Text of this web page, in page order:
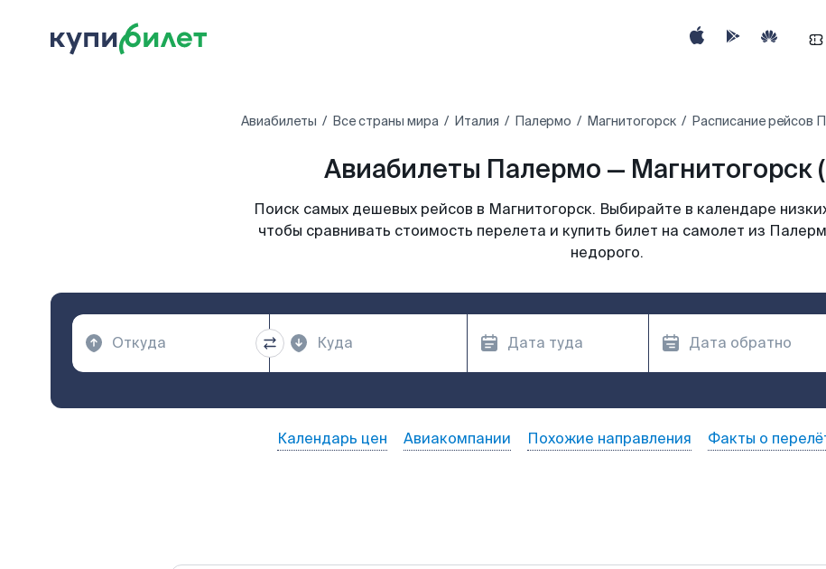
Авиабилеты Все страны мира Италия Палермо Магнитогорск Расписание рейсов
Авиабилеты Палермо — Магнитогорск
Поиск самых дешевых рейсов в Магнитогорск. Выбирайте в календаре
чтобы сравнивать стоимость перелета и купить билет на самолет из
недорого.
Календарь цен Авиакомпании Похожие направления Факты о